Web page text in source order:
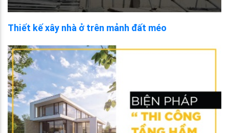
Thiết kế xây nhà ở trên mảnh đất méo